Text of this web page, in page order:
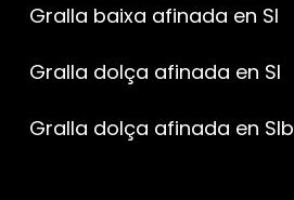
Gralla baixa afinada en SI
Gralla dolça afinada en SI
Gralla dolça afinada en SIb